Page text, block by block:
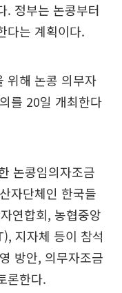
. 정부는 논콩부터
다는 계획이다.
위해 논콩 의무자
를 20일 개최한다
논콩임의자조금
자단체인 한국들
연합회, 농협중앙
지자체 등이 참석
방안, 의무자조금
론한다.